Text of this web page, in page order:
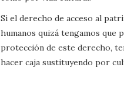
Si el derecho de acceso al
humanos quizá tengamos que
protección de este derecho,
hacer caja sustituyendo por